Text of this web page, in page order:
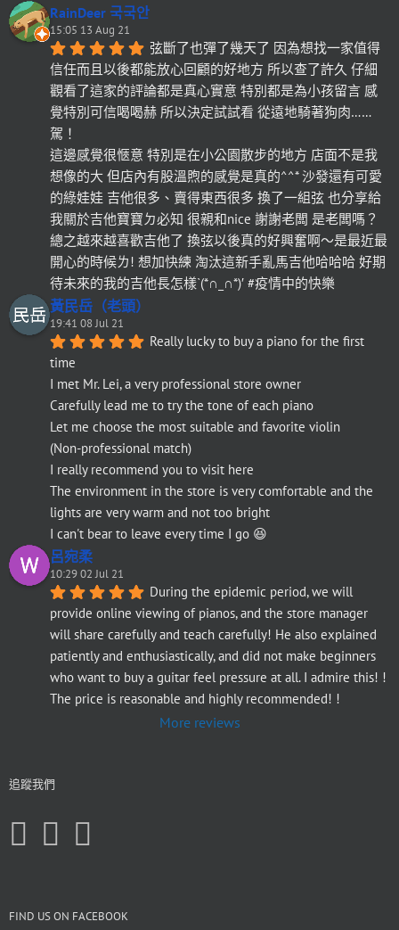
RainDeer 국국안
15:05 13 Aug 21
弦斷了也彈了幾天了 因為想找一家值得
信任而且以後都能放心回顧的好地方 所以查了許久 仔細
觀看了這家的評論都是真心實意 特別都是為小孩留言 感
覺特別可信喝喝赫 所以決定試試看 從遠地騎著狗肉……
駕！
這邊感覺很愜意 特別是在小公園散步的地方 店面不是我
想像的大 但店內有股溫煦的感覺是真的^^* 沙發還有可愛
的綠娃娃 吉他很多、賣得東西很多 換了一組弦 也分享給
我關於吉他寶寶ㄉ必知 很親和nice 謝謝老闆 是老闆嗎？
總之越來越喜歡吉他了 換弦以後真的好興奮啊～是最近最
開心的時候ㄌ! 想加快練 淘汰這新手亂馬吉他哈哈哈 好期
待未來的我的吉他長怎樣`(*∩_∩*)′ #疫情中的快樂
黃民岳（老頭）
19:41 08 Jul 21
Really lucky to buy a piano for the first
time
I met Mr. Lei, a very professional store owner
Carefully lead me to try the tone of each piano
Let me choose the most suitable and favorite violin
(Non-professional match)
I really recommend you to visit here
The environment in the store is very comfortable and the
lights are very warm and not too bright
I can't bear to leave every time I go 😆
呂宛柔
10:29 02 Jul 21
During the epidemic period, we will
provide online viewing of pianos, and the store manager
will share carefully and teach carefully! He also explained
patiently and enthusiastically, and did not make beginners
who want to buy a guitar feel pressure at all. I admire this! !
The price is reasonable and highly recommended! !
More reviews
追蹤我們
FIND US ON FACEBOOK